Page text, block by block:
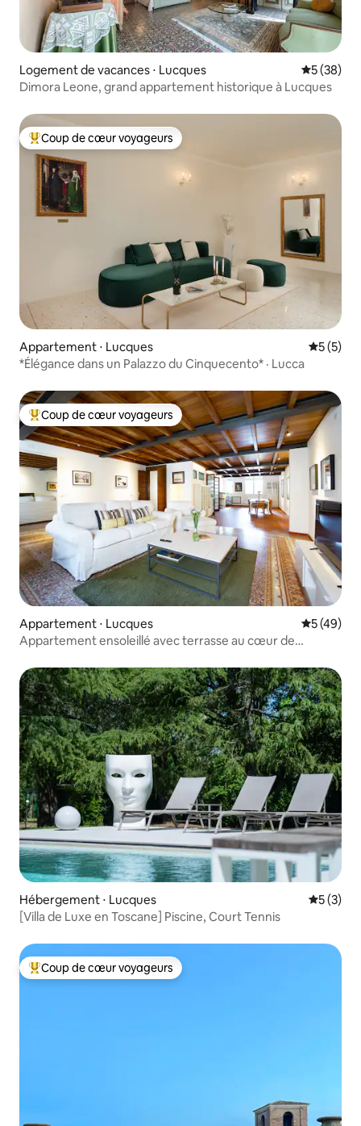
Logement de vacances ⋅ Lucques
5 (38)
Dimora Leone, grand appartement historique à Lucques
Coups de cœur voyageurs les plus appréciés
Coup de cœur voyageurs
Appartement ⋅ Lucques
5 (5)
*Élégance dans un Palazzo du Cinquecento* · Lucca
Coups de cœur voyageurs les plus appréciés
Coup de cœur voyageurs
Appartement ⋅ Lucques
5 (49)
Appartement ensoleillé avec terrasse au cœur de
Hébergement ⋅ Lucques
5 (3)
[Villa de Luxe en Toscane] Piscine, Court Tennis
Coups de cœur voyageurs les plus appréciés
Coup de cœur voyageurs